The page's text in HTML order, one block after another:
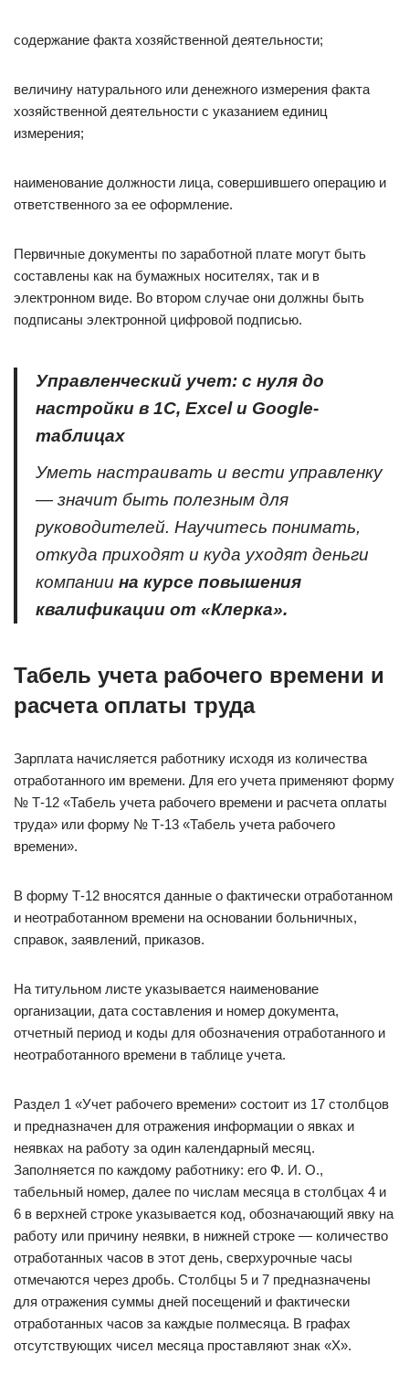
содержание факта хозяйственной деятельности;
величину натурального или денежного измерения факта
хозяйственной деятельности с указанием единиц
измерения;
наименование должности лица, совершившего операцию и
ответственного за ее оформление.
Первичные документы по заработной плате могут быть
составлены как на бумажных носителях, так и в
электронном виде. Во втором случае они должны быть
подписаны электронной цифровой подписью.
Управленческий учет: с нуля до
настройки в 1С, Excel и Google-
таблицах
Уметь настраивать и вести управленку
— значит быть полезным для
руководителей. Научитесь понимать,
откуда приходят и куда уходят деньги
компании на курсе повышения
квалификации от «Клерка».
Табель учета рабочего времени и
расчета оплаты труда
Зарплата начисляется работнику исходя из количества
отработанного им времени. Для его учета применяют форму
№ Т-12 «Табель учета рабочего времени и расчета оплаты
труда» или форму № Т-13 «Табель учета рабочего
времени».
В форму Т-12 вносятся данные о фактически отработанном
и неотработанном времени на основании больничных,
справок, заявлений, приказов.
На титульном листе указывается наименование
организации, дата составления и номер документа,
отчетный период и коды для обозначения отработанного и
неотработанного времени в таблице учета.
Раздел 1 «Учет рабочего времени» состоит из 17 столбцов
и предназначен для отражения информации о явках и
неявках на работу за один календарный месяц.
Заполняется по каждому работнику: его Ф. И. О.,
табельный номер, далее по числам месяца в столбцах 4 и
6 в верхней строке указывается код, обозначающий явку на
работу или причину неявки, в нижней строке — количество
отработанных часов в этот день, сверхурочные часы
отмечаются через дробь. Столбцы 5 и 7 предназначены
для отражения суммы дней посещений и фактически
отработанных часов за каждые полмесяца. В графах
отсутствующих чисел месяца проставляют знак «Х».